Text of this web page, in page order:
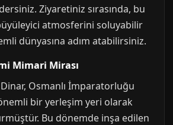
Ziyaretiniz sırasında, bu
atmosferini soluyabilir
dünyasına adım atabilirsiniz.
Mimari Mirası
Osmanlı İmparatorluğu
bir yerleşim yeri olarak
Bu dönemde inşa edilen